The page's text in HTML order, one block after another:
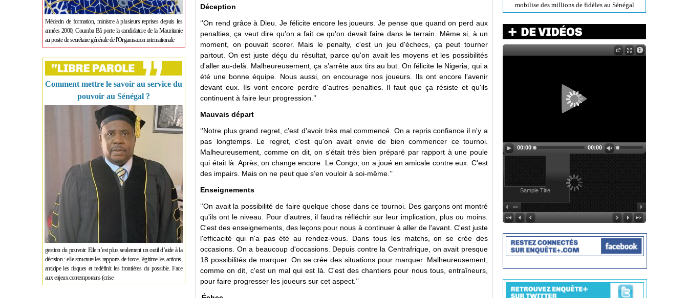
Médecin de formation, ministre à plusieurs reprises depuis les
années 2000, Coumba Bâ porte la candidature de la Mauritanie
au poste de secrétaire générale de l'Organisation internationale
Comment mettre le savoir au service du
pouvoir au Sénégal ?
gestion du pouvoir. Elle n’est plus seulement un outil d’aide à la
décision : elle structure les rapports de force, légitime les actions,
anticipe les risques et redéfinit les frontières du possible. Face
aux enjeux contemporains (crise
Déception
‘’On rend grâce à Dieu. Je félicite encore les joueurs. Je pense que quand on perd aux
penalties, ça veut dire qu'on a fait ce qu'on devait faire dans le terrain. Même si, à un
moment, on pouvait scorer. Mais le penalty, c'est un jeu d'échecs, ça peut tourner
partout. On est juste déçu du résultat, parce qu'on avait les moyens et les possibilités
d'aller au-delà. Malheureusement, ça s’arrête aux tirs au but. On félicite le Nigeria, qui a
été une bonne équipe. Nous aussi, on encourage nos joueurs. Ils ont encore l'avenir
devant eux. Ils vont encore perdre d'autres penalties. Il faut que ça résiste et qu'ils
continuent à faire leur progression.’’
Mauvais départ
‘’Notre plus grand regret, c'est d'avoir très mal commencé. On a repris confiance il n'y a
pas longtemps. Le regret, c'est qu'on avait envie de bien commencer ce tournoi.
Malheureusement, comme on dit, on s'était très bien préparé par rapport à une poule
qui était là. Après, on change encore. Le Congo, on a joué en amicale contre eux. C'est
des impairs. Mais on ne peut que s’en vouloir à soi-même.’’
Enseignements
‘’On avait la possibilité de faire quelque chose dans ce tournoi. Des garçons ont montré
qu'ils ont le niveau. Pour d’autres, il faudra réfléchir sur leur implication, plus ou moins.
C'est des enseignements, des leçons pour nous à continuer à aller de l'avant. C'est juste
l'efficacité qui n'a pas été au rendez-vous. Dans tous les matchs, on se crée des
occasions. On a beaucoup d'occasions. Depuis contre la Centrafrique, on avait presque
18 possibilités de marquer. On se crée des situations pour marquer. Malheureusement,
comme on dit, c'est un mal qui est là. C'est des chantiers pour nous tous, entraîneurs,
pour faire progresser les joueurs sur cet aspect.’’
mobilise des millions de fidèles au Sénégal
00:00 00:00
Sample Title